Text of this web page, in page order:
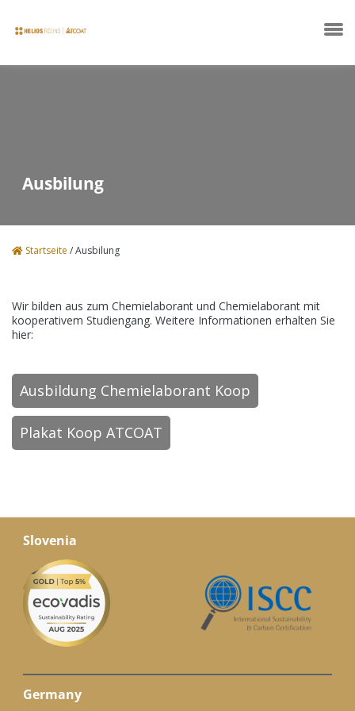
Ausbilung
Startseite /Ausbilung
Wir bilden aus zum Chemielaborant und Chemielaborant mit
kooperativem Studiengang. Weitere Informationen erhalten Sie
hier:
Ausbildung Chemielaborant Koop
Plakat Koop ATCOAT
Slovenia
Germany
Unternehmen
Produkte
News
Kontakt
Količevo 65, 1230 Domžale
Slovenia